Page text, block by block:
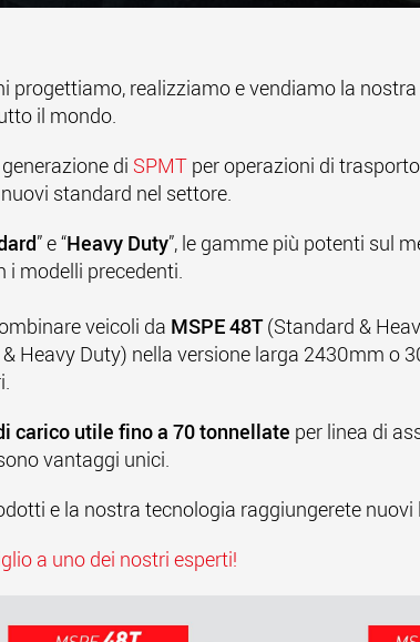
progettiamo, realizziamo e vendiamo la
il mondo.
di SPMT per operazioni di
standard nel settore.
” e “Heavy Duty”, le gamme più potenti sul
i modelli precedenti.
veicoli da MSPE 48T(Standard &
Heavy Duty) nella versione larga 2430mm o
carico utile fino a 70 tonnellate per linea di
vantaggi unici.
e la nostra tecnologia raggiungerete
a uno dei nostri esperti!